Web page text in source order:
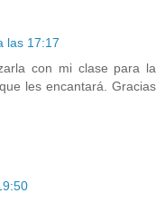
las 17:17
con mi clase para la
les encantará. Gracias